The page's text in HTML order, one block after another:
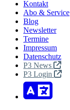
Kontakt
Abo & Service
Blog
Newsletter
Termine
Impressum
Datenschutz
P3 News
P3 Login